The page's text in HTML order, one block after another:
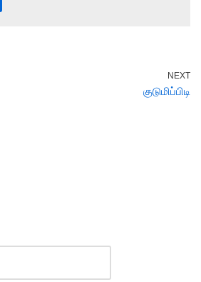
NEXT
குடுமிப்பிடி